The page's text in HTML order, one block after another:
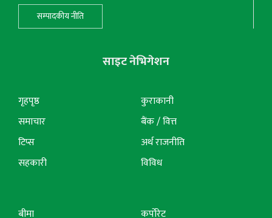
सम्पादकीय नीति
साइट नेभिगेशन
गृहपृष्ठ
समाचार
टिप्स
सहकारी
कुराकानी
बैंक / वित्त
अर्थ राजनीति
विविध
बीमा कर्पोरेट